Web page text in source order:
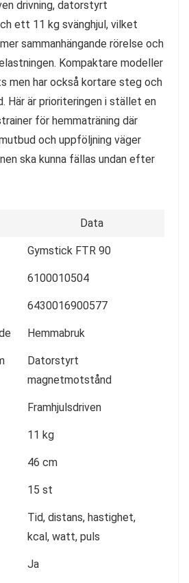
drivning, datorstyrt
ett 11 kg svänghjul, vilket
sammanhängande rörelse och
Kompaktare modeller
men har också kortare steg och
Här är prioriteringen i stället en
för hemmaträning där
och uppföljning väger
ska kunna fällas undan efter
Data
Gymstick FTR 90
6100010504
6430016900577
Hemmabruk
Datorstyrt
magnetmotstånd
Framhjulsdriven
11 kg
46 cm
15 st
Tid, distans, hastighet,
kcal, watt, puls
Ja